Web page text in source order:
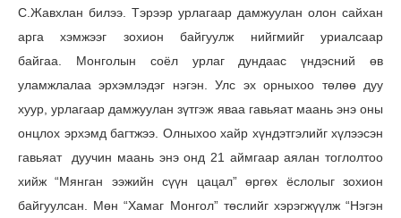
С.Жавхлан билээ. Тэрээр урлагаар дамжуулан олон сайхан
арга хэмжээг зохион байгуулж нийгмийг уриалсаар
байгаа. Монголын соёл урлаг дундаас үндэсний өв
уламжлалаа эрхэмлэдэг нэгэн. Улс эх орныхоо төлөө дуу
хуур, урлагаар дамжуулан зүтгэж яваа гавьяат маань энэ оны
онцлох эрхэмд багтжээ. Олныхоо хайр хүндэтгэлийг хүлээсэн
гавьяат дуучин маань энэ онд 21 аймгаар аялан тоглолтоо
хийж “Мянган ээжийн сүүн цацал” өргөх ёслолыг зохион
байгуулсан. Мөн “Хамаг Монгол” төслийг хэрэгжүүлж “Нэгэн